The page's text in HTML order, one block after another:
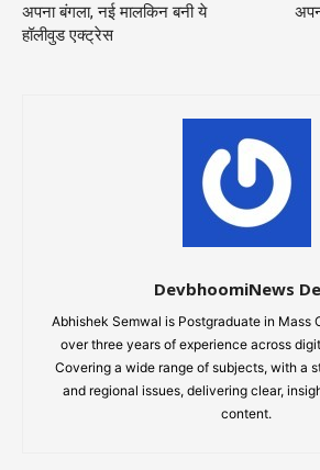
अपना बंगला, नई मालकिन बनी ये
हॉलीवुड एक्ट्रेस
DevbhoomiNews
Abhishek Semwal is Postgraduate in Mass
over three years of experience across
Covering a wide range of subjects, with a
and regional issues, delivering clear,
content.